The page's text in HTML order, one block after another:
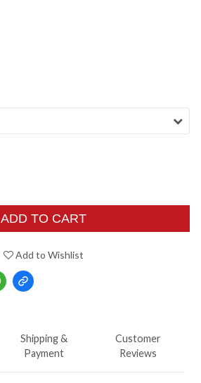
ADD TO CART
Add to Wishlist
Shipping &
Payment
Customer
Reviews